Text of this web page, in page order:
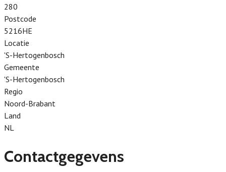
280
Postcode
5216HE
Locatie
'S-Hertogenbosch
Gemeente
'S-Hertogenbosch
Regio
Noord-Brabant
Land
NL
Contactgegevens